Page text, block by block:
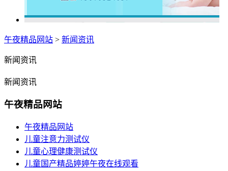
午夜精品网站 > 新闻资讯
新闻资讯
新闻资讯
午夜精品网站
午夜精品网站
儿童注意力测试仪
儿童心理健康测试仪
儿童国产精品婷婷午夜在线观看